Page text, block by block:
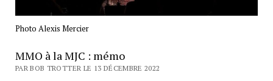
Photo Alexis Mercier
MMO à la MJC : mémo
PAR BOB TROTTER LE 13 DÉCEMBRE 2022